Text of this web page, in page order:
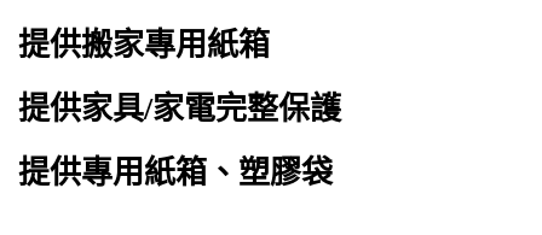
提供搬家專用紙箱
提供家具/家電完整保護
提供專用紙箱、塑膠袋